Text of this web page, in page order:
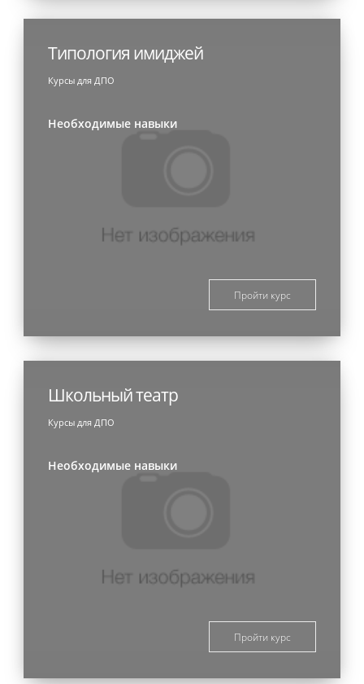
Типология имиджей
Курсы для ДПО
Необходимые навыки
Пройти курс
Школьный театр
Курсы для ДПО
Необходимые навыки
Пройти курс